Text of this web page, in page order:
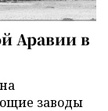
Аравии в
заводы